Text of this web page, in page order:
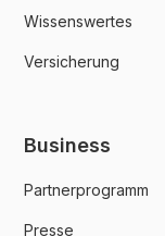
Wissenswertes
Versicherung
Business
Partnerprogramm
Presse